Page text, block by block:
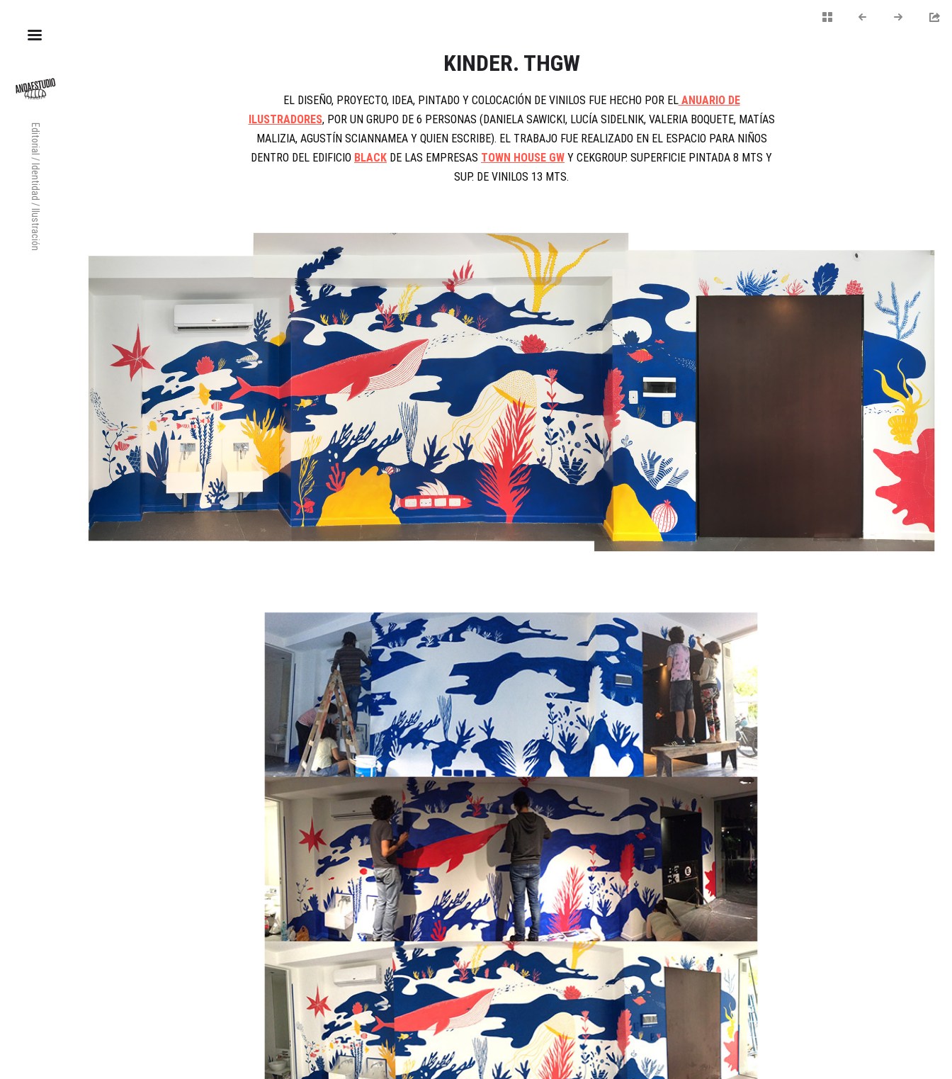
Editorial / Identidad / Ilustración
KINDER. THGW
EL DISEÑO, PROYECTO, IDEA, PINTADO Y COLOCACIÓN DE VINILOS FUE HECHO POR ELANUARIO DE
ILUSTRADORES, POR UN GRUPO DE 6 PERSONAS (DANIELA SAWICKI, LUCÍA SIDELNIK, VALERIA BOQUETE, MATÍAS
MALIZIA, AGUSTÍN SCIANNAMEA Y QUIEN ESCRIBE). EL TRABAJO FUE REALIZADO EN EL ESPACIO PARA NIÑOS
DENTRO DEL EDIFICIO BLACK DE LAS EMPRESAS TOWN HOUSE GW Y CEKGROUP. SUPERFICIE PINTADA 8 MTS Y
SUP. DE VINILOS 13 MTS.